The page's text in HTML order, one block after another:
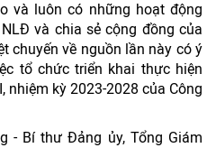
và luôn có những hoạt động
và chia sẻ cộng đồng của
chuyến về nguồn lần này có ý
tổ chức triển khai thực hiện
kỳ 2023-2028 của Công
- Bí thư Đảng ủy, Tổng Giám